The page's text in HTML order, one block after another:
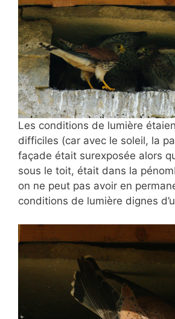
Les conditions de lumière
difficiles (car avec le soleil, la
façade était surexposée alors
sous le toit, était dans la
on ne peut pas avoir en
conditions de lumière dignes